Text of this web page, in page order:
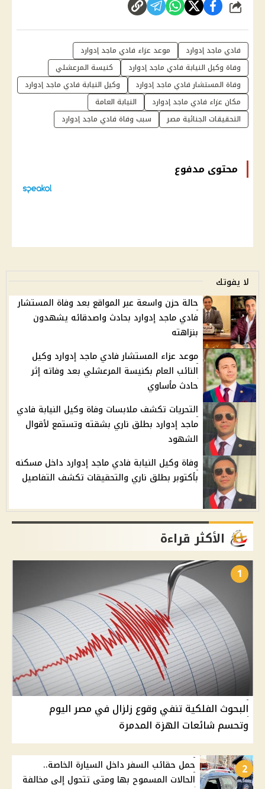
شارك
فادي ماجد إدوارد
موعد عزاء فادي ماجد إدوارد
وفاة وكيل النيابة فادي ماجد إدوارد
كنيسة المرعشلي
وفاة المستشار فادي ماجد إدوارد
وكيل النيابة فادي ماجد إدوارد
مكان عزاء فادي ماجد إدوارد
النيابة العامة
التحقيقات الجنائية مصر
سبب وفاة فادي ماجد إدوارد
محتوى مدفوع
لا يفوتك
حالة حزن واسعة عبر المواقع بعد وفاة المستشار
فادي ماجد إدوارد بحادث واصدقائه يشهدون
بنزاهته
موعد عزاء المستشار فادي ماجد إدوارد وكيل
النائب العام بكنيسة المرعشلي بعد وفاته إثر
حادث مأساوي
التحريات تكشف ملابسات وفاة وكيل النيابة فادي
ماجد إدوارد بطلق ناري بشقته وتستمع لأقوال
الشهود
وفاة وكيل النيابة فادي ماجد إدوارد داخل مسكنه
بأكتوبر بطلق ناري والتحقيقات تكشف التفاصيل
الأكثر قراءة
1
البحوث الفلكية تنفي وقوع زلزال في مصر اليوم
وتحسم شائعات الهزة المدمرة
2
حمل حقائب السفر داخل السيارة الخاصة..
الحالات المسموح بها ومتى تتحول إلى مخالفة